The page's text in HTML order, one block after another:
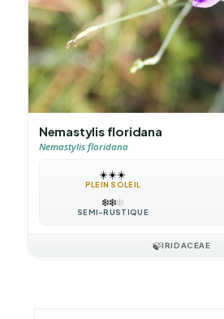
Nemastylis floridana
Nemastylis floridana
☀️☀️☀️
PLEIN SOLEIL
❄️❄️❄️
SEMI-RUSTIQUE
🍃IRIDACEAE